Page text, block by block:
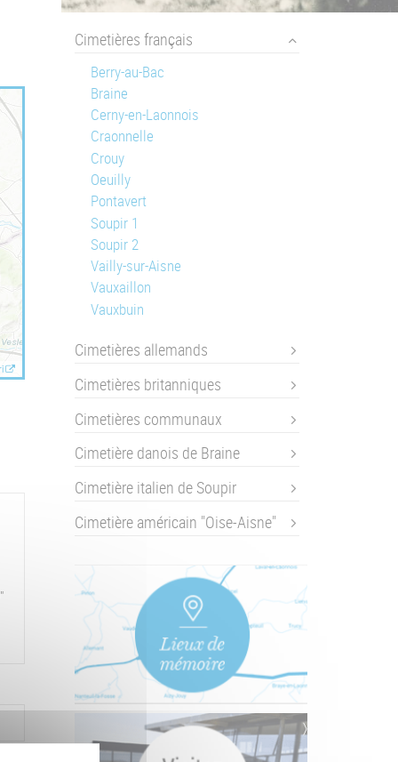
Cimetières français
Berry-au-Bac
Braine
Cerny-en-Laonnois
Craonnelle
Crouy
Oeuilly
Pontavert
Soupir 1
Soupir 2
Vailly-sur-Aisne
Vauxaillon
Vauxbuin
Cimetières allemands
Cimetières britanniques
Cimetières communaux
Cimetière danois de Braine
Cimetière italien de Soupir
Cimetière américain "Oise-Aisne"